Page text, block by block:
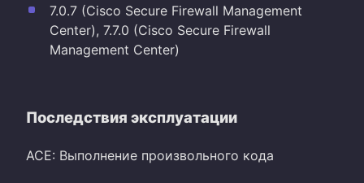
7.0.7 (Cisco Secure Firewall Management
Center), 7.7.0 (Cisco Secure Firewall
Management Center)
Последствия эксплуатации
ACE: Выполнение произвольного кода